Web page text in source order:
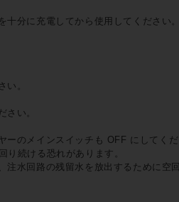
分に充電してから使用してください。
い。
さい。
のメインスイッチも OFF にしてくだ
続ける恐れがあります。
水回路の残留水を放出するために空